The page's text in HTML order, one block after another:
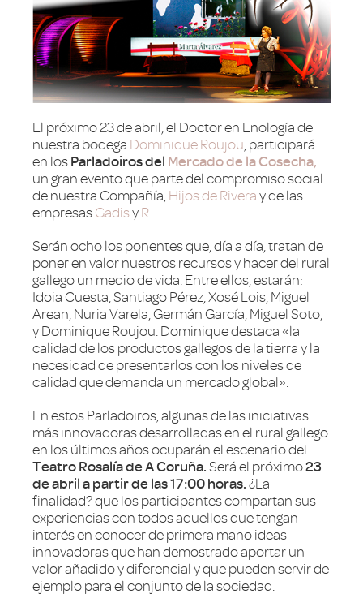
El próximo 23 de abril, el Doctor en Enología de
nuestra bodega Dominique Roujou, participará
en los Parladoiros del Mercado de la Cosecha,
un gran evento que parte del compromiso social
de nuestra Compañía, Hijos de Rivera y de las
empresas Gadisy R.
Serán ocho los ponentes que, día a día, tratan de
poner en valor nuestros recursos y hacer del rural
gallego un medio de vida. Entre ellos, estarán:
Idoia Cuesta, Santiago Pérez, Xosé Lois, Miguel
Arean, Nuria Varela, Germán García, Miguel Soto,
y Dominique Roujou. Dominique destaca «la
calidad de los productos gallegos de la tierra y la
necesidad de presentarlos con los niveles de
calidad que demanda un mercado global».
En estos Parladoiros, algunas de las iniciativas
más innovadoras desarrolladas en el rural gallego
en los últimos años ocuparán el escenario del
Teatro Rosalía de A Coruña. Será el próximo23
de abril a partir de las 17:00 horas.¿La
finalidad? que los participantes compartan sus
experiencias con todos aquellos que tengan
interés en conocer de primera mano ideas
innovadoras que han demostrado aportar un
valor añadido y diferencial y que pueden servir de
ejemplo para el conjunto de la sociedad.